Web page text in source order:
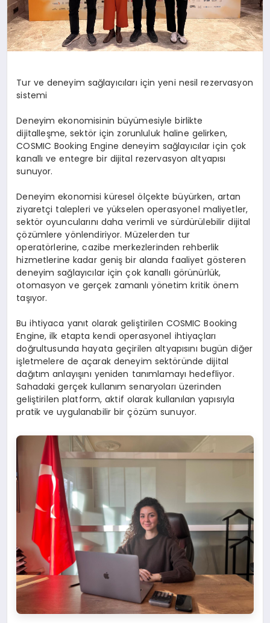
Tur ve deneyim sağlayıcıları için yeni nesil rezervasyon
sistemi
Deneyim ekonomisinin büyümesiyle birlikte
dijitalleşme, sektör için zorunluluk haline gelirken,
COSMIC Booking Engine deneyim sağlayıcılar için çok
kanallı ve entegre bir dijital rezervasyon altyapısı
sunuyor.
Deneyim ekonomisi küresel ölçekte büyürken, artan
ziyaretçi talepleri ve yükselen operasyonel maliyetler,
sektör oyuncularını daha verimli ve sürdürülebilir dijital
çözümlere yönlendiriyor. Müzelerden tur
operatörlerine, cazibe merkezlerinden rehberlik
hizmetlerine kadar geniş bir alanda faaliyet gösteren
deneyim sağlayıcılar için çok kanallı görünürlük,
otomasyon ve gerçek zamanlı yönetim kritik önem
taşıyor.
Bu ihtiyaca yanıt olarak geliştirilen COSMIC Booking
Engine, ilk etapta kendi operasyonel ihtiyaçları
doğrultusunda hayata geçirilen altyapısını bugün diğer
işletmelere de açarak deneyim sektöründe dijital
dağıtım anlayışını yeniden tanımlamayı hedefliyor.
Sahadaki gerçek kullanım senaryoları üzerinden
geliştirilen platform, aktif olarak kullanılan yapısıyla
pratik ve uygulanabilir bir çözüm sunuyor.